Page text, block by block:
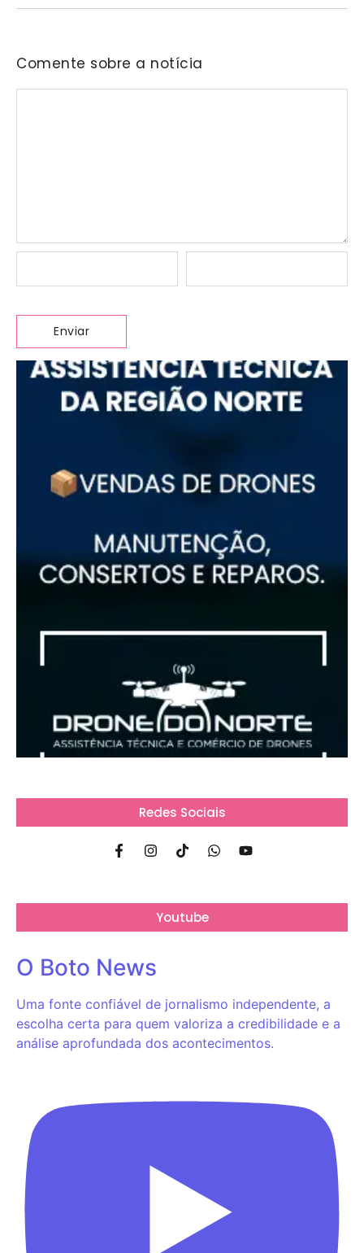
Comente sobre a notícia
Redes Sociais
Youtube
O Boto News
Uma fonte confiável de jornalismo independente, a
escolha certa para quem valoriza a credibilidade e a
análise aprofundada dos acontecimentos.